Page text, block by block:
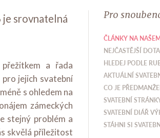
je srovnatelná
a řada
jejich svatební
s ohledem na
zámeckých
stejný problém a
skvělá příležitost
Pro
ČLÁNKY NA
NEJČASTĚJŠÍ
HLEDEJ PODLE
AKTUÁLNÍ
CO JE
SVATEBNÍ
SVATEBNÍ DIÁŘ
STÁHNI SI